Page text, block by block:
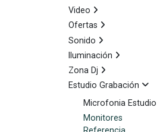
Video
Ofertas
Sonido
Iluminación
Zona Dj
Estudio Grabación
Microfonia Estudio
Monitores
Referencia